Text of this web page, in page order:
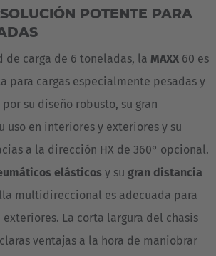
POTENTE PARA
de carga de 6 toneladas, la MAXX 60 es
para cargas especialmente pesadas y
su diseño robusto, su gran
uso en interiores y exteriores y su
a la dirección HX de 360° opcional.
elásticos y su gran distancia
multidireccional es adecuada para
exteriores. La corta largura del chasis
ventajas a la hora de maniobrar